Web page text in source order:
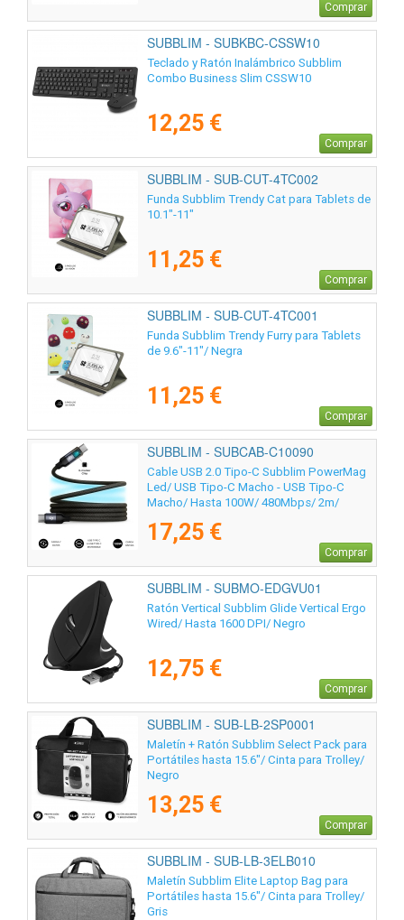
Comprar
SUBBLIM - SUBKBC-CSSW10
Teclado y Ratón Inalámbrico Subblim
Combo Business Slim CSSW10
12,25 €
Comprar
SUBBLIM - SUB-CUT-4TC002
Funda Subblim Trendy Cat para Tablets de
10.1"-11"
11,25 €
Comprar
SUBBLIM - SUB-CUT-4TC001
Funda Subblim Trendy Furry para Tablets
de 9.6"-11"/ Negra
11,25 €
Comprar
SUBBLIM - SUBCAB-C10090
Cable USB 2.0 Tipo-C Subblim PowerMag
Led/ USB Tipo-C Macho - USB Tipo-C
Macho/ Hasta 100W/ 480Mbps/ 2m/
17,25 €
Comprar
SUBBLIM - SUBMO-EDGVU01
Ratón Vertical Subblim Glide Vertical Ergo
Wired/ Hasta 1600 DPI/ Negro
12,75 €
Comprar
SUBBLIM - SUB-LB-2SP0001
Maletín + Ratón Subblim Select Pack para
Portátiles hasta 15.6"/ Cinta para Trolley/
Negro
13,25 €
Comprar
SUBBLIM - SUB-LB-3ELB010
Maletín Subblim Elite Laptop Bag para
Portátiles hasta 15.6"/ Cinta para Trolley/
Gris